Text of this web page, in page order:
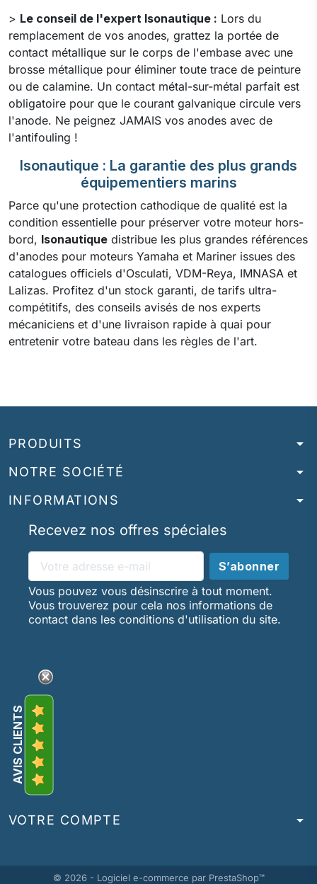
> Le conseil de l'expert Isonautique : Lors du
remplacement de vos anodes, grattez la portée de
contact métallique sur le corps de l'embase avec une
brosse métallique pour éliminer toute trace de peinture
ou de calamine. Un contact métal-sur-métal parfait est
obligatoire pour que le courant galvanique circule vers
l'anode. Ne peignez JAMAIS vos anodes avec de
l'antifouling !
Isonautique : La garantie des plus grands
équipementiers marins
Parce qu'une protection cathodique de qualité est la
condition essentielle pour préserver votre moteur hors-
bord, Isonautique distribue les plus grandes références
d'anodes pour moteurs Yamaha et Mariner issues des
catalogues officiels d'Osculati, VDM-Reya, IMNASA et
Lalizas. Profitez d'un stock garanti, de tarifs ultra-
compétitifs, des conseils avisés de nos experts
mécaniciens et d'une livraison rapide à quai pour
entretenir votre bateau dans les règles de l'art.
PRODUITS arrow_drop_down
NOTRE SOCIÉTÉ arrow_drop_down
INFORMATIONS
arrow_drop_down
Recevez nos offres spéciales
Vous pouvez vous désinscrire à tout moment.
Vous trouverez pour cela nos informations de
contact dans les conditions d'utilisation du site.
AVIS CLIENTS
VOTRE COMPTE arrow_drop_down
© 2026 - Logiciel e-commerce par PrestaShop™